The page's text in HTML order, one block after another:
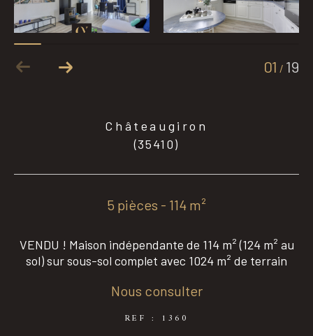
01 / 19
Châteaugiron
(35410)
5 pièces - 114 m²
VENDU ! Maison indépendante de 114 m² (124 m² au
sol) sur sous-sol complet avec 1024 m² de terrain
Nous consulter
REF : 1360
Parking Terrasse Piscine
RECHERCHER